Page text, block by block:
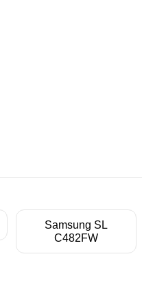
Samsung SL
C482FW